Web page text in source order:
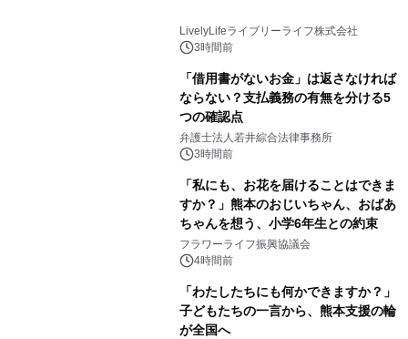
LivelyLifeライブリーライフ株式会社
3時間前
「借用書がないお金」は返さなければ
ならない？支払義務の有無を分ける5
つの確認点
弁護士法人若井綜合法律事務所
3時間前
「私にも、お花を届けることはできま
すか？」熊本のおじいちゃん、おばあ
ちゃんを想う、小学6年生との約束
フラワーライフ振興協議会
4時間前
「わたしたちにも何かできますか？」
子どもたちの一言から、熊本支援の輪
が全国へ